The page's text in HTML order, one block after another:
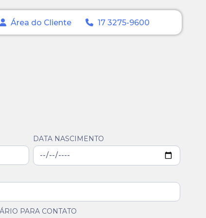
Área do Cliente 17 3275-9600
DATA NASCIMENTO
PARA CONTATO